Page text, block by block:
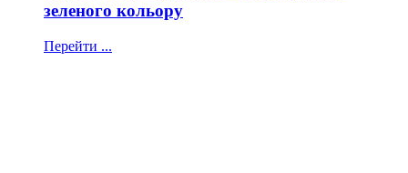
зеленого кольору
Перейти ...